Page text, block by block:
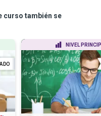
curso también se
NIVEL